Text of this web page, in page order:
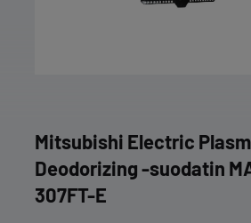
Mitsubishi Electric
Deodorizing -suodatin
307FT-E